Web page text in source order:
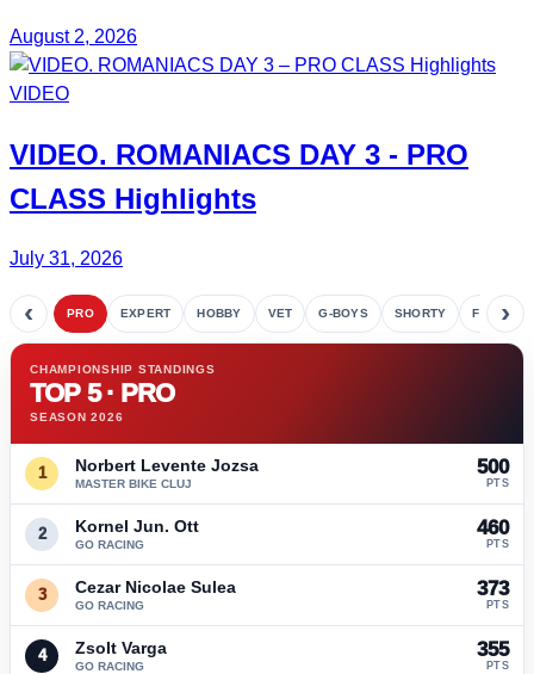
August 2, 2026
VIDEO
VIDEO. ROMANIACS DAY 3 - PRO
CLASS Highlights
July 31, 2026
‹ PRO EXPERT HOBBY VET G-BOYS SHORTY FETE›
CHAMPIONSHIP STANDINGS
TOP 5 · PRO
SEASON 2026
1 Norbert Levente Jozsa
MASTER BIKE CLUJ
500
PTS
2 Kornel Jun. Ott
GO RACING
460
PTS
3 Cezar Nicolae Sulea
GO RACING
373
PTS
4 Zsolt Varga
GO RACING
355
PTS